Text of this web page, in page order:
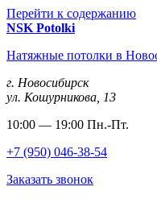
Перейти к содержанию
NSK Potolki
Натяжные потолки в
г. Новосибирск
ул. Кошурникова, 13
10:00 — 19:00 Пн.-Пт.
+7 (950) 046-38-54
Заказать звонок